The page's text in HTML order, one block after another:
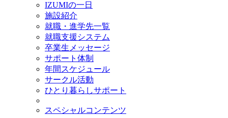
IZUMIの一日
施設紹介
就職・進学先一覧
就職支援システム
卒業生メッセージ
サポート体制
年間スケジュール
サークル活動
ひとり暮らしサポート
スペシャルコンテンツ